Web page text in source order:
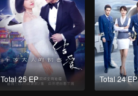
Total 25 EP Total 24 EP